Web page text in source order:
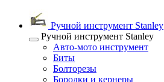
Ручной инструмент Stanley
Ручной инструмент Stanley
Авто-мото инструмент
Биты
Болторезы
Бородки и кернеры